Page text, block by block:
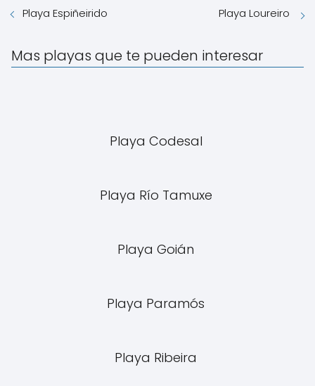
Playa Espiñeirido Playa Loureiro
Mas playas que te pueden interesar
Playa Codesal
Playa Río Tamuxe
Playa Goián
Playa Paramós
Playa Ribeira